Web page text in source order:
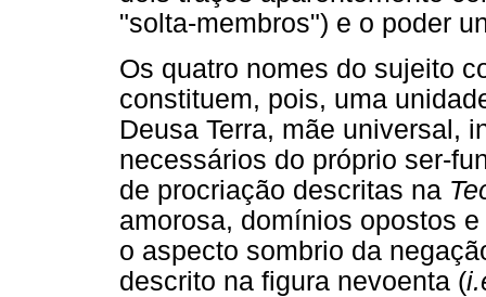
"solta-membros") e o poder
Os quatro nomes do sujeito
constituem, pois, uma
Deusa Terra, mãe universal,
necessários do próprio ser-
de procriação descritas na
amorosa, domínios opostos
o aspecto sombrio da
descrito na figura nevoenta (